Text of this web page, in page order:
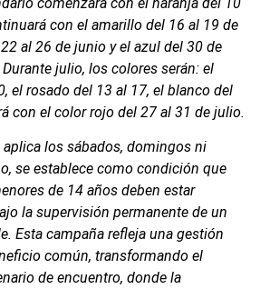
con el amarillo del 16 al 19 de
al 26 de junio y el azul del 30 de
julio, los colores serán: el
el rosado del 13 al 17, el blanco del
con el color rojo del 27 al 31 de julio.
aplica los sábados, domingos ni
se establece como condición que
de 14 años deben estar
la supervisión permanente de un
Esta campaña refleja una gestión
común, transformando el
de encuentro, donde la